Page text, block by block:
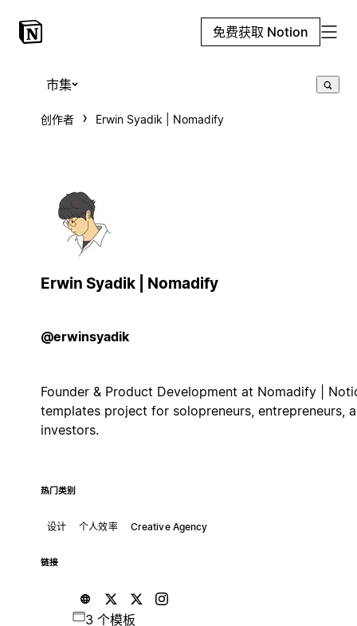
免费获取 Notion
市集
创作者 Erwin Syadik | Nomadify
Erwin Syadik | Nomadify
@erwinsyadik
Founder & Product Development at Nomadify |
templates project for solopreneurs, entrepreneurs,
investors.
热门类别
设计 个人效率 Creative Agency
链接
3 个模板